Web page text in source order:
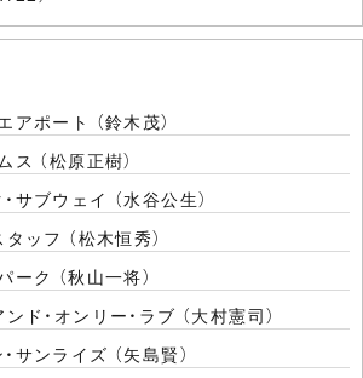
アポート （鈴木茂）
ス （松原正樹）
サブウェイ （水谷公生）
タッフ （松木恒秀）
ーク （秋山一将）
ンド・オンリー・ラブ （大村憲司）
サンライズ （矢島賢）